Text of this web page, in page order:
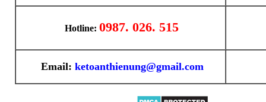
Hotline: 0987. 026. 515
Email: ketoanthienung@gmail.com